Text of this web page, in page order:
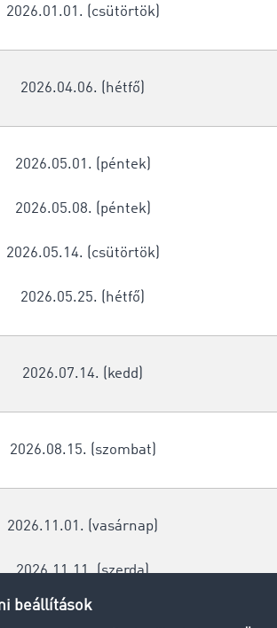
2026.01.01. (csütörtök)
2026.04.06. (hétfő)
2026.05.01. (péntek)
2026.05.08. (péntek)
2026.05.14. (csütörtök)
2026.05.25. (hétfő)
2026.07.14. (kedd)
2026.08.15. (szombat)
2026.11.01. (vasárnap)
2026.11.11. (szerda)